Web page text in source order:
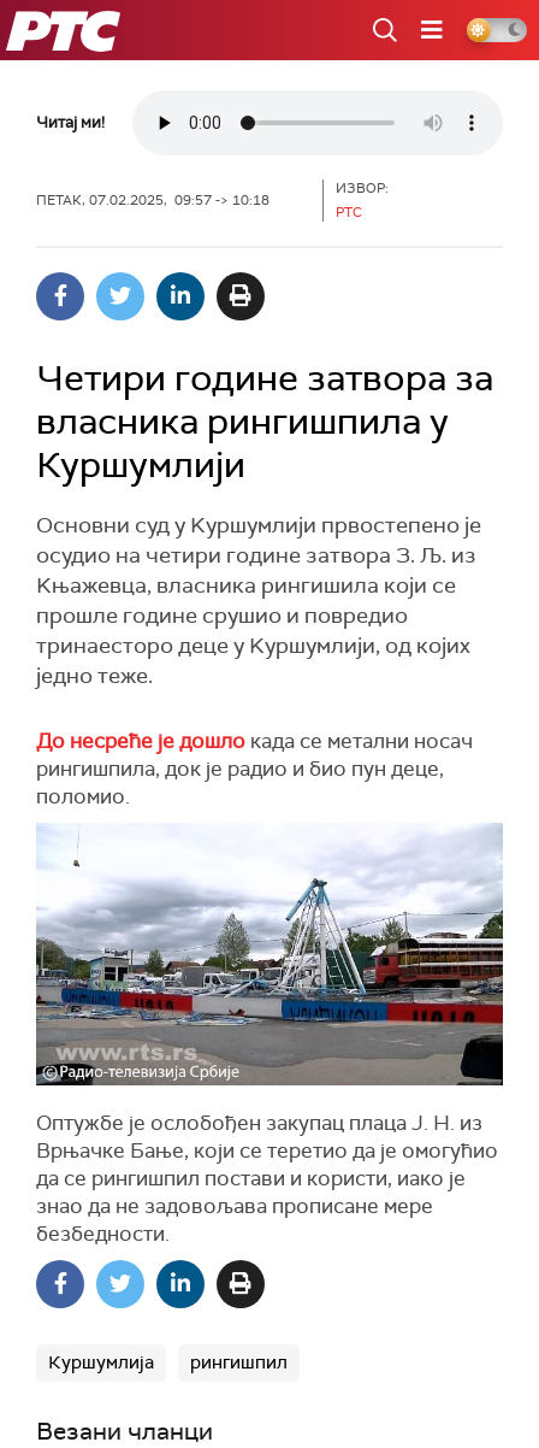
РТС
Читај ми!
ПЕТАК, 07.02.2025, 09:57 -> 10:18
ИЗВОР:
РТС
Четири године затвора за
власника рингишпила у
Куршумлији
Основни суд у Kуршумлији првостепено је
осудио на четири године затвора З. Љ. из
Kњажевца, власника рингишила који се
прошле године срушио и повредио
тринаесторо деце у Kуршумлији, од којих
једно теже.
До несреће је дошло када се метални носач
рингишпила, док је радио и био пун деце,
поломио.
Оптужбе је ослобођен закупац плаца Ј. Н. из
Врњачке Бање, који се теретио да је омогућио
да се рингишпил постави и користи, иако је
знао да не задовољава прописане мере
безбедности.
Куршумлија рингишпил
Везани чланци